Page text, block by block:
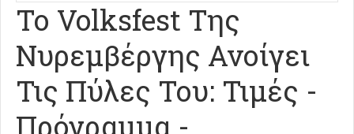
Το Volksfest Της
Νυρεμβέργης Ανοίγει
Τις Πύλες Του: Τιμές -
Πρόγραμμα -